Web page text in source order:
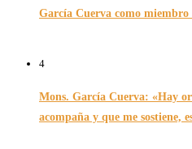
García Cuerva como
4
Mons. García Cuerva: «Hay
acompaña y que me sostiene,